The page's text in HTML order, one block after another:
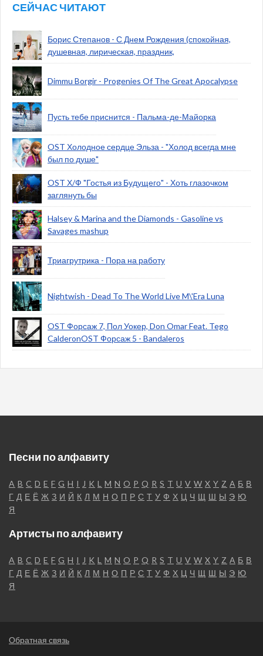
СЕЙЧАС ЧИТАЮТ
Борис Степанов - С Днем Рождения (спокойная,
душевная, лирическая, праздник,
Dimmu Borgir - Progenies Of The Great Apocalypse
Пусть тебе приснится - Пальма-де-Майорка
OST Холодное сердце Эльза - "Холод всегда мне
был по душе"
OST Х/Ф "Гостья из Будущего" - Хоть глазочком
заглянуть бы
Halsey & Marina and the Diamonds - Gasoline vs
Savages mashup
Триагрутрика - Пора на работу
Nightwish - Dead To The World Live M\'Era Luna
OST Форсаж 7, Пол Уокер, Don Omar Feat. Tego
CalderonOST Форсаж 5 - Bandaleros
Песни по алфавиту
A B C D E F G H I J K L M N O P Q R S T U V W X Y Z А Б В
Г Д Е Ё Ж З И Й К Л М Н О П Р С Т У Ф Х Ц Ч Щ Ш Ы Э Ю
Я
Артисты по алфавиту
A B C D E F G H I J K L M N O P Q R S T U V W X Y Z А Б В
Г Д Е Ё Ж З И Й К Л М Н О П Р С Т У Ф Х Ц Ч Щ Ш Ы Э Ю
Я
Обратная связь